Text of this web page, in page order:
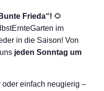
Frieda“! 🌻
im
in die Saison! Von
jeden Sonntag um
oder einfach neugierig –